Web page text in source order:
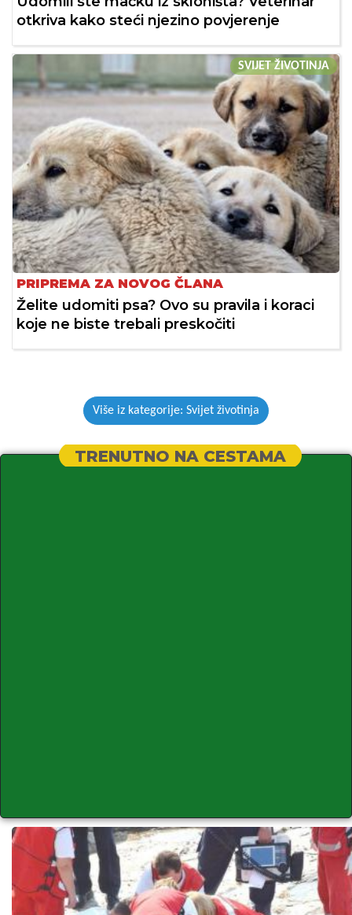
otkriva kako steći njezino povjerenje
SVIJET ŽIVOTINJA
PRIPREMA ZA NOVOG ČLANA
Želite udomiti psa? Ovo su pravila i koraci
koje ne biste trebali preskočiti
Više iz kategorije: Svijet životinja
TRENUTNO NA CESTAMA